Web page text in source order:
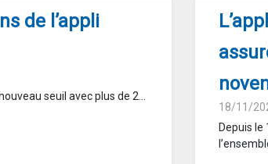
de l’appli
seuil avec plus de 2...
18/11/
Depuis